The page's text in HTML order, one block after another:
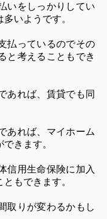
いをしっかりしてい
いようです。
払っているのでその
と考えることもでき
あれば、賃貸でも同
あれば、マイホーム
きます。
信用生命保険に加入
もできます。
取りが変わるかもし